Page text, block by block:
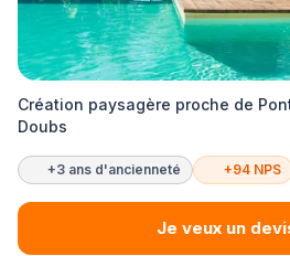
Création paysagère proche de
Doubs
+3 ans d'ancienneté +94 NPS
Je veux un